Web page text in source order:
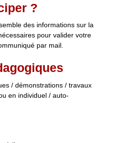
?
des informations sur la
pour valider votre
par mail.
/ démonstrations / travaux
en individuel / auto-